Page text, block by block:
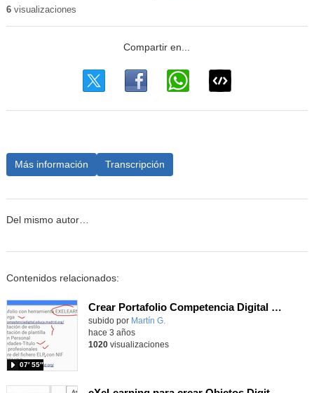
6visualizaciones
Más información Transcripción
Del mismo autor…
Contenidos relacionados:
Crear Portafolio Competencia Digital Docente
subido por Martín G.
07′ 55″
hace 3 años
1020visualizaciones